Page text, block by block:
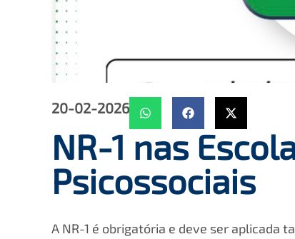
20-02-2026
NR-1 nas
Psicossociais
A NR-1 é obrigatória e deve ser aplicada